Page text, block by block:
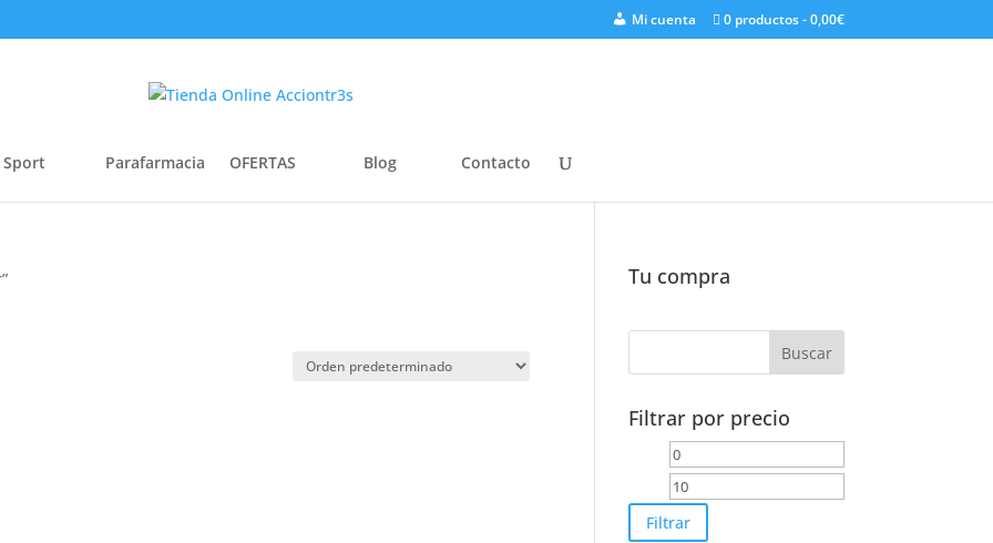
Mi cuenta 0 productos 0,00€
Sport Parafarmacia OFERTAS Blog Contacto
Tu compra
Filtrar por precio
Precio
mínimo
Filtrar